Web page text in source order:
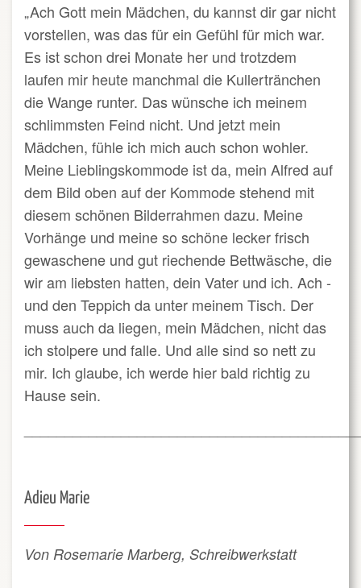
„Ach Gott mein Mädchen, du kannst dir gar nicht
vorstellen, was das für ein Gefühl für mich war.
Es ist schon drei Monate her und trotzdem
laufen mir heute manchmal die Kullertränchen
die Wange runter. Das wünsche ich meinem
schlimmsten Feind nicht. Und jetzt mein
Mädchen, fühle ich mich auch schon wohler.
Meine Lieblingskommode ist da, mein Alfred auf
dem Bild oben auf der Kommode stehend mit
diesem schönen Bilderrahmen dazu. Meine
Vorhänge und meine so schöne lecker frisch
gewaschene und gut riechende Bettwäsche, die
wir am liebsten hatten, dein Vater und ich. Ach -
und den Teppich da unter meinem Tisch. Der
muss auch da liegen, mein Mädchen, nicht das
ich stolpere und falle. Und alle sind so nett zu
mir. Ich glaube, ich werde hier bald richtig zu
Hause sein.
Adieu Marie
Von Rosemarie Marberg, Schreibwerkstatt